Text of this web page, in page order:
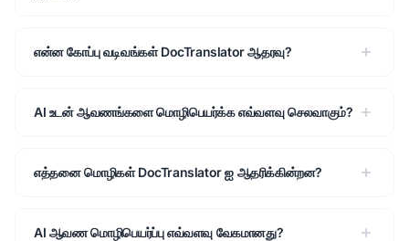
என்ன கோப்பு வடிவங்கள் DocTranslator ஆதரவு?
AI உடன் ஆவணங்களை மொழிபெயர்க்க எவ்வளவு செலவாகும்?
எத்தனை மொழிகள் DocTranslator ஐ ஆதரிக்கின்றன?
AI ஆவண மொழிபெயர்ப்பு எவ்வளவு வேகமானது?